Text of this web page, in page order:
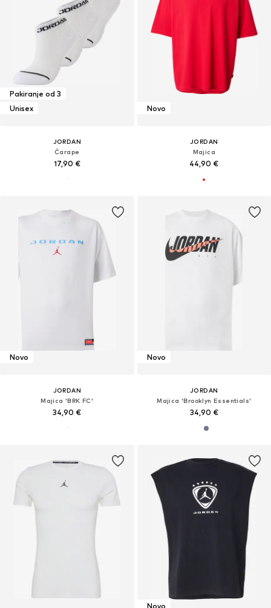
Pakiranje od 3
Unisex
JORDAN
Čarape
17,90 €
Novo
JORDAN
Majica
44,90 €
Novo
JORDAN
Majica 'BRK FC'
34,90 €
Novo
JORDAN
Majica 'Brooklyn Essentials'
34,90 €
Novo